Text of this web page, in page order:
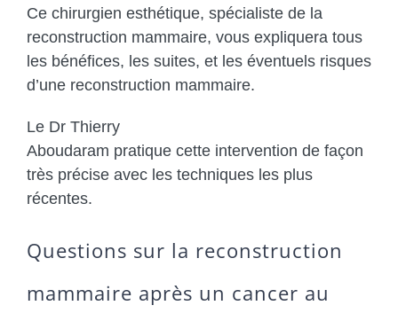
Ce chirurgien esthétique, spécialiste de la
reconstruction mammaire, vous expliquera tous
les bénéfices, les suites, et les éventuels risques
d’une reconstruction mammaire.
Le Dr Thierry
Aboudaram pratique cette intervention de façon
très précise avec les techniques les plus
récentes.
Questions sur la reconstruction
mammaire après un cancer au